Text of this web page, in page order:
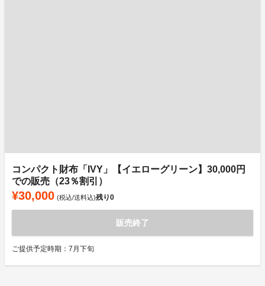
コンパクト財布「IVY」【イエローグリーン】30,000円
での販売（23％割引）
¥30,000 (税込/送料込)残り0
販売終了
ご提供予定時期：7月下旬